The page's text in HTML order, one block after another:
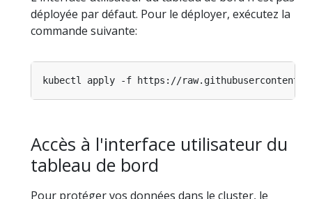
déployée par défaut. Pour le déployer, exécutez la
commande suivante:
Accès à l'interface utilisateur du
tableau de bord
Pour protéger vos données dans le cluster, le